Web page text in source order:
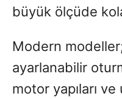
büyük ölçüde
Modern
ayarlanabilir
motor yapıları